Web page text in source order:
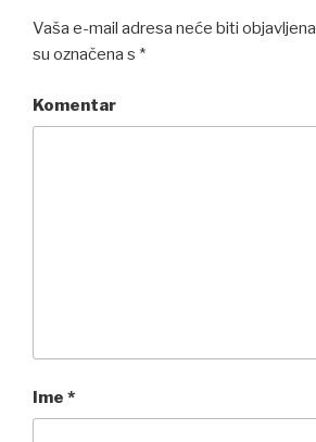
Vaša e-mail adresa neće biti
su označena s *
Komentar
Ime *